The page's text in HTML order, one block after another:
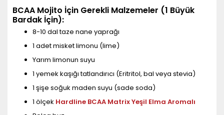
BCAA Mojito İçin Gerekli Malzemeler (1 Büyük
Bardak İçin):
8-10 dal taze nane yaprağı
1 adet misket limonu (lime)
Yarım limonun suyu
1 yemek kaşığı tatlandırıcı (Eritritol, bal veya stevia)
1 şişe soğuk maden suyu (sade soda)
1 ölçek Hardline BCAA Matrix Yeşil Elma Aromalı